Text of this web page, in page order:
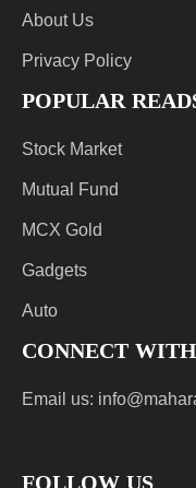
About Us
Privacy Policy
POPULAR
Stock Market
Mutual Fund
MCX Gold
Gadgets
Auto
CONNECT
Email us: